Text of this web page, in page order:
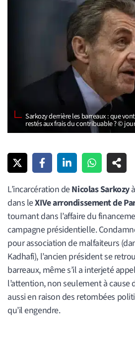
Sarkozy derrière les barreaux : que
restés aux frais du contribuable ? ©
L’incarcération deNicolas Sarkozy
dans leXIVe arrondissement de
tournant dans l’affaire du
campagne présidentielle.
pour association de malfaiteurs
Kadhafi), l’ancien président se
barreaux, même s’il a interjeté
l’attention, non seulement à cause
aussi en raison des retombées
qu’il engendre.